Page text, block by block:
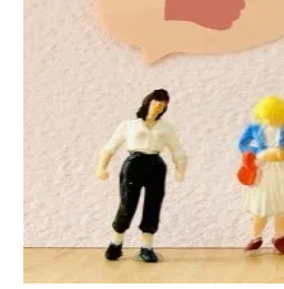
登場人物に関する用語
関係性・条件に関する用語
お手当・金銭に関する用語
いちごの絵文字｜1.5万円
お茶の絵文字｜カフェで
ナイフフォークの絵文字
つるはしの絵文字｜大人
トランプのクラブの絵文
す
ピンク色の建物の絵文字